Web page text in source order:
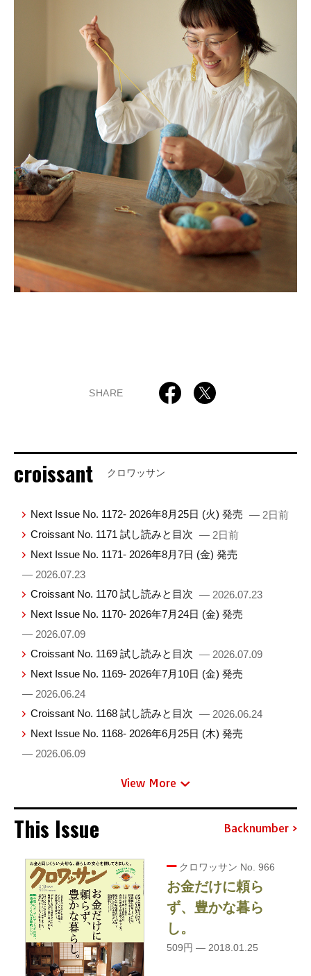
SHARE
croissant クロワッサン
Next Issue No. 1172- 2026年8月25日 (火) 発売 — 2日前
Croissant No. 1171 試し読みと目次 — 2日前
Next Issue No. 1171- 2026年8月7日 (金) 発売
— 2026.07.23
Croissant No. 1170 試し読みと目次 — 2026.07.23
Next Issue No. 1170- 2026年7月24日 (金) 発売
— 2026.07.09
Croissant No. 1169 試し読みと目次 — 2026.07.09
Next Issue No. 1169- 2026年7月10日 (金) 発売
— 2026.06.24
Croissant No. 1168 試し読みと目次 — 2026.06.24
Next Issue No. 1168- 2026年6月25日 (木) 発売
— 2026.06.09
View More
This Issue Backnumber
クロワッサン No. 966
お金だけに頼ら
ず、豊かな暮ら
し。
509円 — 2018.01.25